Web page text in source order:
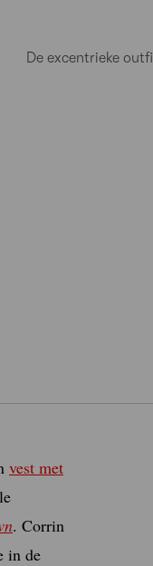
De excentrieke
vest met
. Corrin
in de